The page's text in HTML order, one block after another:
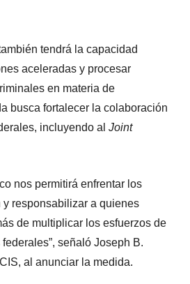
tendrá la capacidad
aceleradas y procesar
en materia de
busca fortalecer la colaboración
incluyendo al Joint
nos permitirá enfrentar los
responsabilizar a quienes
de multiplicar los esfuerzos de
señaló Joseph B.
al anunciar la medida.